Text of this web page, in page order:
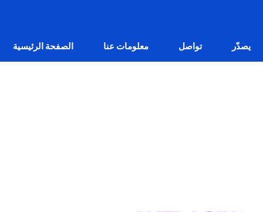
الصفحة الرئيسية معلومات عنا تواصل يصدّر